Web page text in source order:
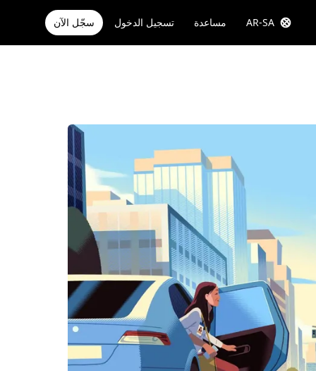
AR-SA مساعدة تسجيل الدخول سجّل الآن